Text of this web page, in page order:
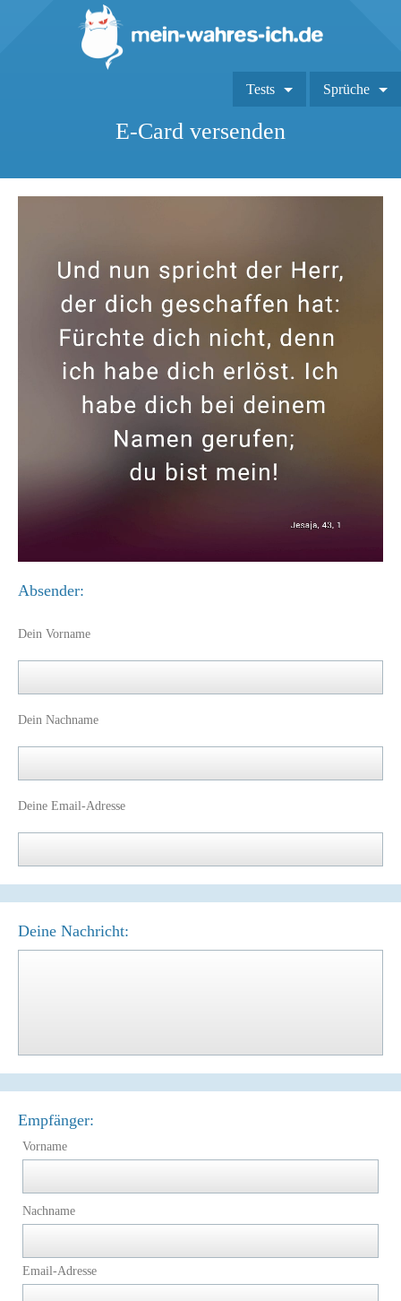
Tests Sprüche
E-Card versenden
Absender:
Dein Vorname
Dein Nachname
Deine Email-Adresse
Deine Nachricht:
Empfänger:
Vorname
Nachname
Email-Adresse